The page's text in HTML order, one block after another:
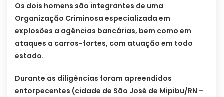
Os dois homens são integrantes de uma
Organização Criminosa especializada em
explosões a agências bancárias, bem como em
ataques a carros-fortes, com atuação em todo
estado.
Durante as diligências foram apreendidos
entorpecentes (cidade de São José de Mipibu/RN –